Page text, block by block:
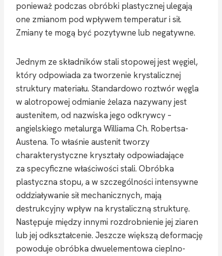
ponieważ podczas obróbki plastycznej ulegają
one zmianom pod wpływem temperatur i sił.
Zmiany te mogą być pozytywne lub negatywne.
Jednym ze składników stali stopowej jest węgiel,
który odpowiada za tworzenie krystalicznej
struktury materiału. Standardowo roztwór węgla
w alotropowej odmianie żelaza nazywany jest
austenitem, od nazwiska jego odkrywcy –
angielskiego metalurga Williama Ch. Robertsa-
Austena. To właśnie austenit tworzy
charakterystyczne kryształy odpowiadające
za specyficzne właściwości stali. Obróbka
plastyczna stopu, a w szczególności intensywne
oddziaływanie sił mechanicznych, mają
destrukcyjny wpływ na krystaliczną strukturę.
Następuje między innymi rozdrobnienie jej ziaren
lub jej odkształcenie. Jeszcze większą deformację
powoduje obróbka dwuelementowa cieplno-